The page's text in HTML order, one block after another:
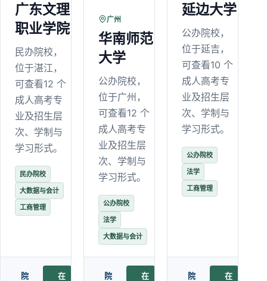
广东文理
职业学院
民办院校，
位于湛江，
可查看12 个
成人高考专
业及招生层
次、学制与
学习形式。
民办院校
大数据与会计
工商管理
院
在
广州
华南师范
大学
公办院校，
位于广州，
可查看12 个
成人高考专
业及招生层
次、学制与
学习形式。
公办院校
法学
大数据与会计
院
在
延边大学
公办院校，
位于延吉，
可查看10 个
成人高考专
业及招生层
次、学制与
学习形式。
公办院校
法学
工商管理
院
在